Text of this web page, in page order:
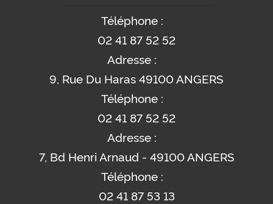
Téléphone :
02 41 87 52 52
Adresse :
9, Rue Du Haras 49100 ANGERS
Téléphone :
02 41 87 52 52
Adresse :
7, Bd Henri Arnaud - 49100 ANGERS
Téléphone :
02 41 87 53 13